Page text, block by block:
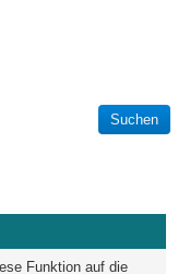
Funktion auf die